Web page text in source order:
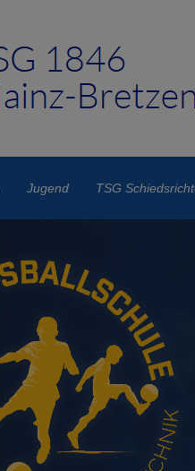
Jugend TSG